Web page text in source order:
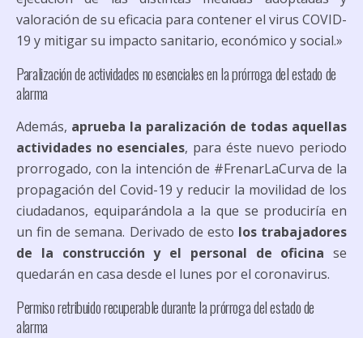
valoración de su eficacia para contener el virus COVID-
19 y mitigar su impacto sanitario, económico y social.»
Paralización de actividades no esenciales en la prórroga del estado de
alarma
Además, aprueba la paralización de todas aquellas
actividades no esenciales, para éste nuevo periodo
prorrogado, con la intención de #FrenarLaCurva de la
propagación del Covid-19 y reducir la movilidad de los
ciudadanos, equiparándola a la que se produciría en
un fin de semana. Derivado de esto los trabajadores
de la construcción y el personal de oficina se
quedarán en casa desde el lunes por el coronavirus.
Permiso retribuido recuperable durante la prórroga del estado de
alarma